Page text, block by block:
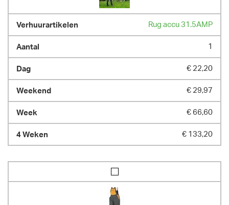
Rug accu 31.5AMP
1
€ 22,20
€ 29,97
€ 66,60
€ 133,20